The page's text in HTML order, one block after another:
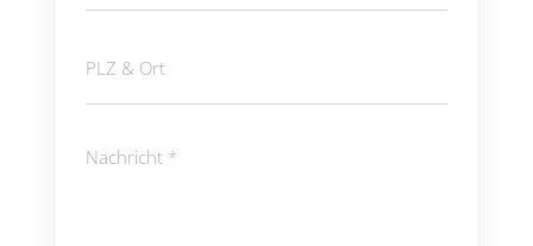
Nr.
&
Ort
(erforderlich)